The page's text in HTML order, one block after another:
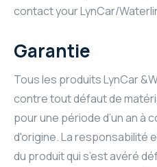
contact your LynCar/
Garantie
Tous les produits LynCar
contre tout défaut de
pour une période d’un an à
d'origine. La responsabilité
du produit qui s’est avéré